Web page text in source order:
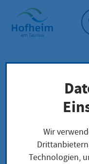
Startseite"
Leben
Planen, Bauen und
Aktuelle
Zweites
Wir
Technologien,